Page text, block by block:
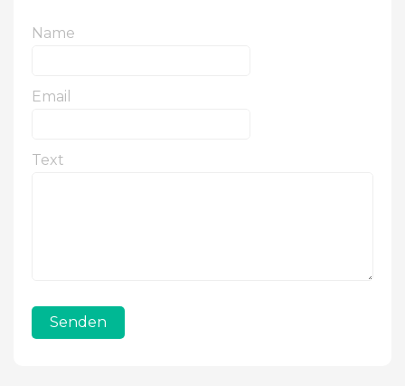
Name
Email
Text
Senden